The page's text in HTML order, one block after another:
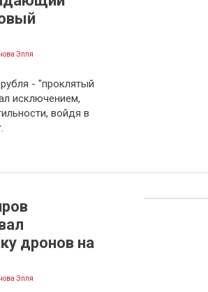
Элля
- "проклятый
исключением,
войдя в
дронов на
Элля